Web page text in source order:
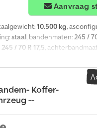
Aanvraag
10.500 kg,
staal, bandenmaten:245 /
245 / 70 R 17,5,
840 mm, 12 sjorogen van elk
van 50 mm, laadvlak
afneembaar, voorzijde
typefouten, vergissingen en
Koffer-
--